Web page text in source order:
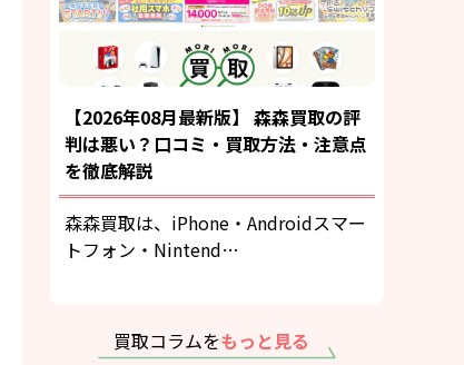
【2026年08月最新版】 森森買取の評
判は悪い？口コミ・買取方法・注意点
を徹底解説
森森買取は、iPhone・Androidスマー
トフォン・Nintend…
買取コラムをもっと見る